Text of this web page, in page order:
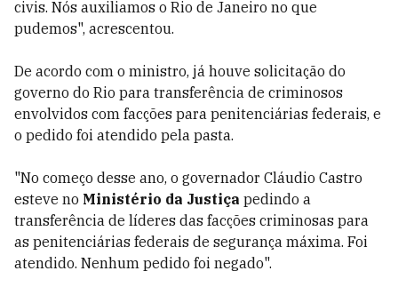
civis. Nós auxiliamos o Rio de Janeiro no que
pudemos", acrescentou.
De acordo com o ministro, já houve solicitação do
governo do Rio para transferência de criminosos
envolvidos com facções para penitenciárias federais, e
o pedido foi atendido pela pasta.
"No começo desse ano, o governador Cláudio Castro
esteve no Ministério da Justiça pedindo a
transferência de líderes das facções criminosas para
as penitenciárias federais de segurança máxima. Foi
atendido. Nenhum pedido foi negado".